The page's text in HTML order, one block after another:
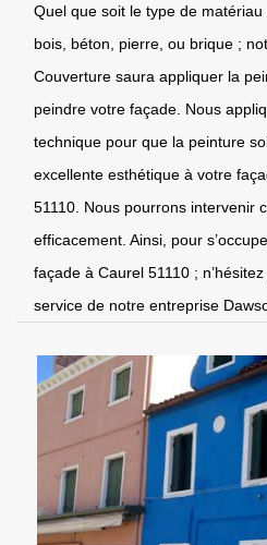
Quel que soit le type de
bois, béton, pierre, ou brique ;
Couverture saura appliquer la
peindre votre façade. Nous
technique pour que la peinture
excellente esthétique à votre
51110. Nous pourrons intervenir
efficacement. Ainsi, pour
façade à Caurel 51110 ;
service de notre entreprise